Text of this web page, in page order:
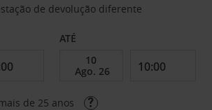
de devolução diferente
ATÉ
de 25 anos